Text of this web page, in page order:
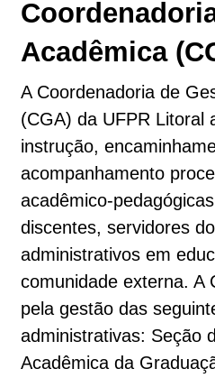
Acadêmica
A Coordenadoria de
(CGA) da UFPR Litoral
instrução,
acompanhamento
acadêmico-
discentes, servidores
administrativos em
comunidade externa. A
pela gestão das
administrativas: Seção
Acadêmica da